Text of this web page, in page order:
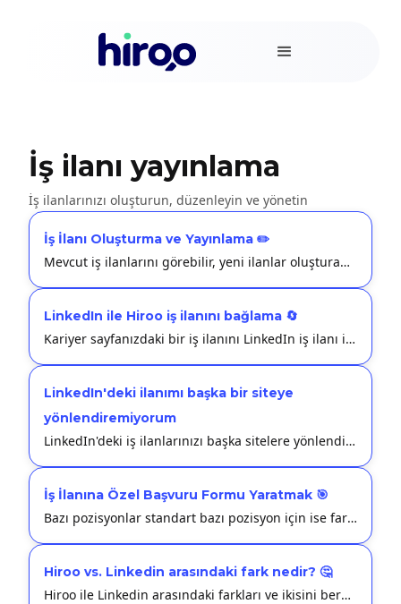
İş ilanı yayınlama
İş ilanlarınızı oluşturun, düzenleyin ve yönetin
İş İlanı Oluşturma ve Yayınlama ✏️
Mevcut iş ilanlarını görebilir, yeni ilanlar oluşturabilir ve ilanlar üzerinde düzenlemeler yapabilirsiniz.
LinkedIn ile Hiroo iş ilanını bağlama 🔄
Kariyer sayfanızdaki bir iş ilanını LinkedIn iş ilanı ile bağlama.
LinkedIn'deki ilanımı başka bir siteye
yönlendiremiyorum
LinkedIn'deki iş ilanlarınızı başka sitelere yönlendirememe nedenlerini ve çözüm yollarını bu makalede bulabilirsiniz.
İş İlanına Özel Başvuru Formu Yaratmak 🎯
Bazı pozisyonlar standart bazı pozisyon için ise farklılaştırılmış başvuru formu oluşturabilir, spesifik sorular sorabilirsiniz.
Hiroo vs. Linkedin arasındaki fark nedir? 🤔
Hiroo ile Linkedin arasındaki farkları ve ikisini beraber nasıl kullanabileceğinizi merak ediyorsanız bu makaleye bakabilirsiniz.